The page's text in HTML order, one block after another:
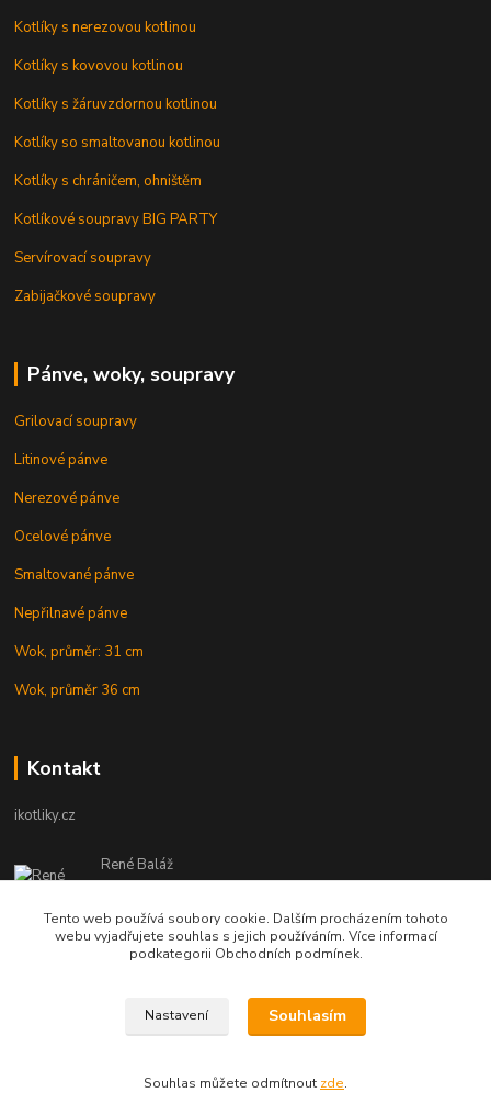
Kotlíky s nerezovou kotlinou
Kotlíky s kovovou kotlinou
Kotlíky s žáruvzdornou kotlinou
Kotlíky so smaltovanou kotlinou
Kotlíky s chráničem, ohništěm
Kotlíkové soupravy BIG PARTY
Servírovací soupravy
Zabijačkové soupravy
Pánve, woky, soupravy
Grilovací soupravy
Litinové pánve
Nerezové pánve
Ocelové pánve
Smaltované pánve
Nepřilnavé pánve
Wok, průměr: 31 cm
Wok, průměr 36 cm
Kontakt
ikotliky.cz
René Baláž
Eshop: +421 902 212 007
od 8:00 - do 16:00 hod
info@ikotliky.cz
Copyright © 2014-2020 IKOTLIKY.CZ, všetky práva vyhradené..
Tento web používá soubory cookie. Dalším procházením tohoto
webu vyjadřujete souhlas s jejich používáním. Více informací
podkategorii Obchodních podmínek.
Nastavení Souhlasím
Souhlas můžete odmítnout zde.